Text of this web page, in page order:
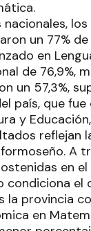
nacionales,
un 77%
en
de 76,9%,
un 57,3%,
país, que fue
y
reflejan
A
en
condiciona el
la provincia
en